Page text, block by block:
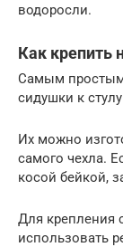
водоросли.
Как крепить
Самым простым
сидушки к
Их можно
самого чехла.
косой бейкой,
Для крепления
использовать